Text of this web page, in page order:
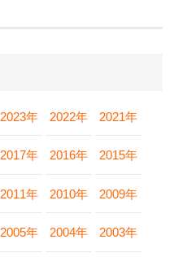
2023年 2022年 2021年
2017年 2016年 2015年
2011年 2010年 2009年
2005年 2004年 2003年